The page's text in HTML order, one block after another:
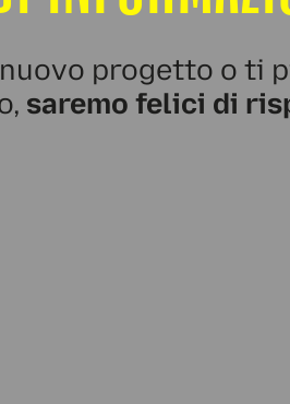
progetto o ti
saremo felici di